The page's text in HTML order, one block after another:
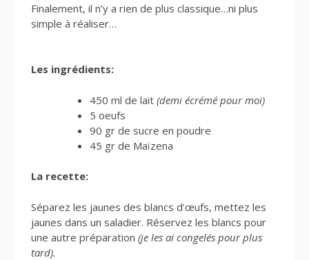
Finalement, il n’y a rien de plus classique…ni plus
simple à réaliser…
Les ingrédients:
450 ml de lait (demi écrémé pour moi)
5 oeufs
90 gr de sucre en poudre
45 gr de Maïzena
La recette:
Séparez les jaunes des blancs d’œufs, mettez les
jaunes dans un saladier. Réservez les blancs pour
une autre préparation (je les ai congelés pour plus
tard).